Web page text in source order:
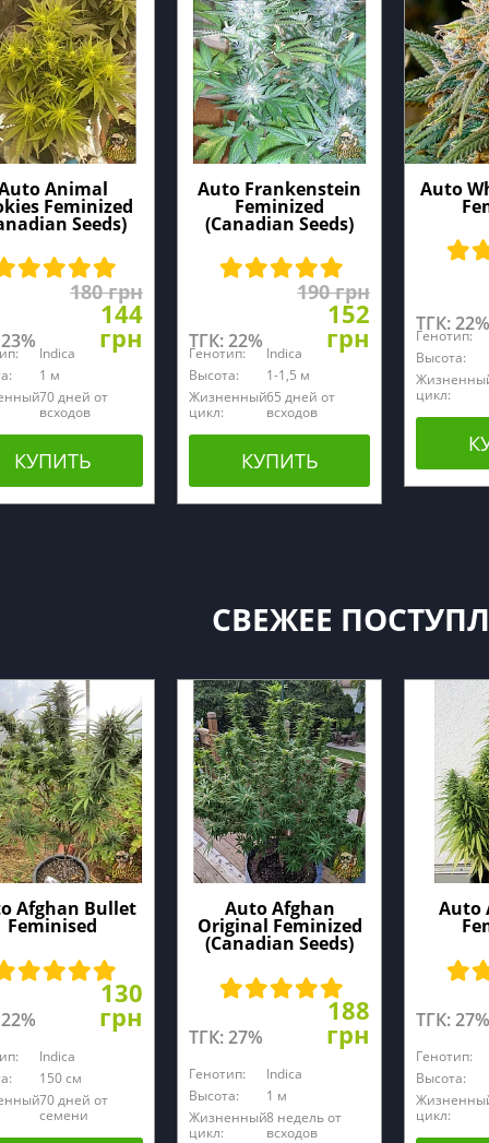
Animal
Feminized
Seeds)
180 грн
144
грн
Indica
1 м
70 дней от
всходов
КУПИТЬ
Auto Frankenstein
Feminized
(Canadian Seeds)
ТГК: 22%
190 грн
152
грн
Генотип:
Indica
Высота:
1-1,5 м
Жизненный
цикл:
65 дней от
всходов
КУПИТЬ
Auto
ТГК: 22%
Генотип:
Высота:
цикл:
СВЕЖЕЕ
Afghan Bullet
Feminised
130
грн
Indica
150 см
70 дней от
семени
Auto Afghan
Original Feminized
(Canadian Seeds)
ТГК: 27%
188
грн
Генотип:
Indica
Высота:
1 м
Жизненный
цикл:
8 недель от
всходов
Auto
ТГК: 27%
Генотип:
Высота:
цикл: